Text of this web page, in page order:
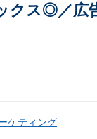
クス◎／広
ケティング